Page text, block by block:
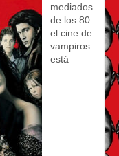
mediados
de los 80
el cine de
vampiros
está